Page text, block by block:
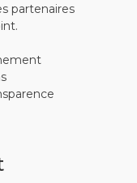
partenaires